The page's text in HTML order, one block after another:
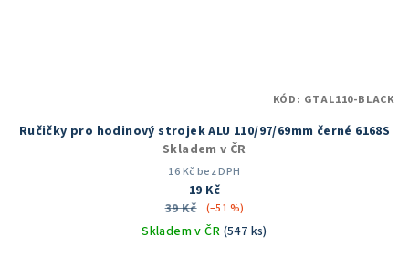
Ručičky pro hodinový strojek ALU 110/97/69mm černé 6168S
Skladem v ČR
16 Kč bez DPH
19 Kč
39 Kč
(–51 %)
Skladem v ČR (547 ks)
KÓD: GTAL110-BLACK